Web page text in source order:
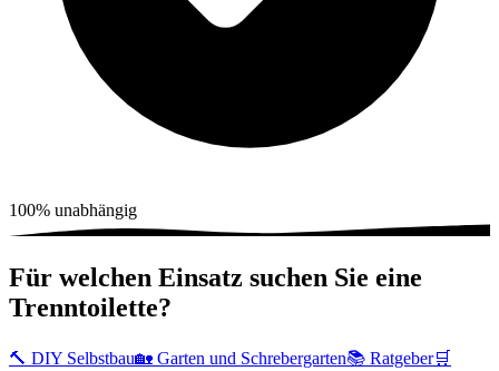
100% unabhängig
Für welchen Einsatz suchen Sie eine
Trenntoilette?
🔨 DIY Selbstbau🏡 Garten und Schrebergarten📚 Ratgeber🛒